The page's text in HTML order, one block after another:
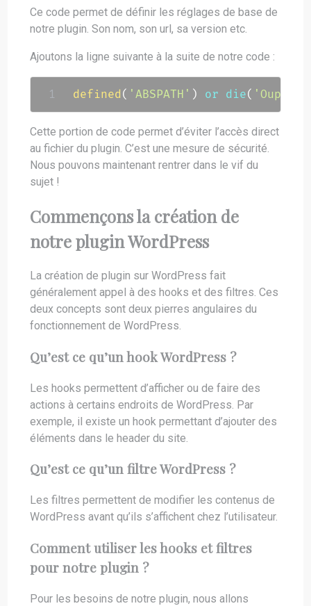
Ce code permet de définir les réglages de base de
notre plugin. Son nom, son url, sa version etc.
Ajoutons la ligne suivante à la suite de notre code :
defined ( 'ABSPATH' ) or die( 'Oups !'
Cette portion de code permet d’éviter l’accès direct
au fichier du plugin. C’est une mesure de sécurité.
Nous pouvons maintenant rentrer dans le vif du
sujet !
Commençons la création de
notre plugin WordPress
La création de plugin sur WordPress fait
généralement appel à des hooks et des filtres. Ces
deux concepts sont deux pierres angulaires du
fonctionnement de WordPress.
Qu’est ce qu’un hook WordPress ?
Les hooks permettent d’afficher ou de faire des
actions à certains endroits de WordPress. Par
exemple, il existe un hook permettant d’ajouter des
éléments dans le header du site.
Qu’est ce qu’un filtre WordPress ?
Les filtres permettent de modifier les contenus de
WordPress avant qu’ils s’affichent chez l’utilisateur.
Comment utiliser les hooks et filtres
pour notre plugin ?
Pour les besoins de notre plugin, nous allons